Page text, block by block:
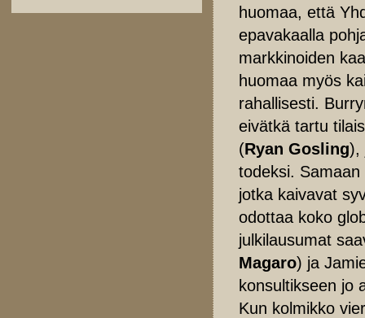
huomaa, että
epavakaalla
markkinoiden
huomaa myös
rahallisesti.
eivätkä tartu
(Ryan Gosling),
todeksi.
jotka kaivavat
odottaa koko
julkilausumat
Magaro) ja
konsultikseen jo
Kun kolmikko